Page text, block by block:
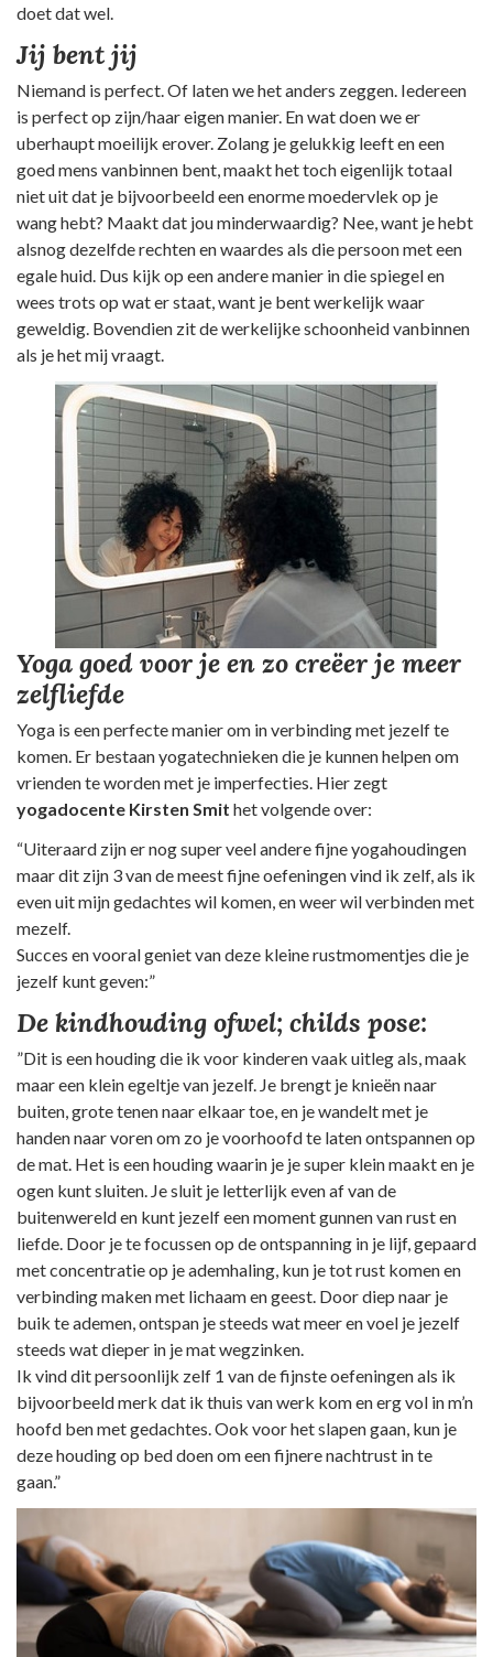
doet dat wel.
Jij bent jij
Niemand is perfect. Of laten we het anders zeggen. Iedereen
is perfect op zijn/haar eigen manier. En wat doen we er
uberhaupt moeilijk erover. Zolang je gelukkig leeft en een
goed mens vanbinnen bent, maakt het toch eigenlijk totaal
niet uit dat je bijvoorbeeld een enorme moedervlek op je
wang hebt? Maakt dat jou minderwaardig? Nee, want je hebt
alsnog dezelfde rechten en waardes als die persoon met een
egale huid. Dus kijk op een andere manier in die spiegel en
wees trots op wat er staat, want je bent werkelijk waar
geweldig. Bovendien zit de werkelijke schoonheid vanbinnen
als je het mij vraagt.
Yoga goed voor je en zo creëer je meer
zelfliefde
Yoga is een perfecte manier om in verbinding met jezelf te
komen. Er bestaan yogatechnieken die je kunnen helpen om
vrienden te worden met je imperfecties. Hier zegt
yogadocente Kirsten Smit het volgende over:
“Uiteraard zijn er nog super veel andere fijne yogahoudingen
maar dit zijn 3 van de meest fijne oefeningen vind ik zelf, als ik
even uit mijn gedachtes wil komen, en weer wil verbinden met
mezelf.
Succes en vooral geniet van deze kleine rustmomentjes die je
jezelf kunt geven:”
De kindhouding ofwel; childs pose:
”Dit is een houding die ik voor kinderen vaak uitleg als, maak
maar een klein egeltje van jezelf. Je brengt je knieën naar
buiten, grote tenen naar elkaar toe, en je wandelt met je
handen naar voren om zo je voorhoofd te laten ontspannen op
de mat. Het is een houding waarin je je super klein maakt en je
ogen kunt sluiten. Je sluit je letterlijk even af van de
buitenwereld en kunt jezelf een moment gunnen van rust en
liefde. Door je te focussen op de ontspanning in je lijf, gepaard
met concentratie op je ademhaling, kun je tot rust komen en
verbinding maken met lichaam en geest. Door diep naar je
buik te ademen, ontspan je steeds wat meer en voel je jezelf
steeds wat dieper in je mat wegzinken.
Ik vind dit persoonlijk zelf 1 van de fijnste oefeningen als ik
bijvoorbeeld merk dat ik thuis van werk kom en erg vol in m’n
hoofd ben met gedachtes. Ook voor het slapen gaan, kun je
deze houding op bed doen om een fijnere nachtrust in te
gaan.”